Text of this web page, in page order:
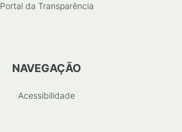
Portal da Transparência
NAVEGAÇÃO
Acessibilidade